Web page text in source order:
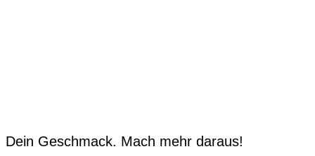
Dein Geschmack. Mach mehr daraus!